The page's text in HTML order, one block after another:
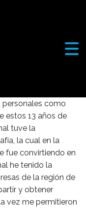
personales como
estos 13 años de
tuve la
la cual en la
fue convirtiendo en
he tenido la
de la región de
y obtener
vez me permitieron